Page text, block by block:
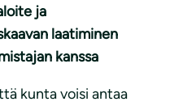
ja
laatiminen
kanssa
kunta voisi antaa